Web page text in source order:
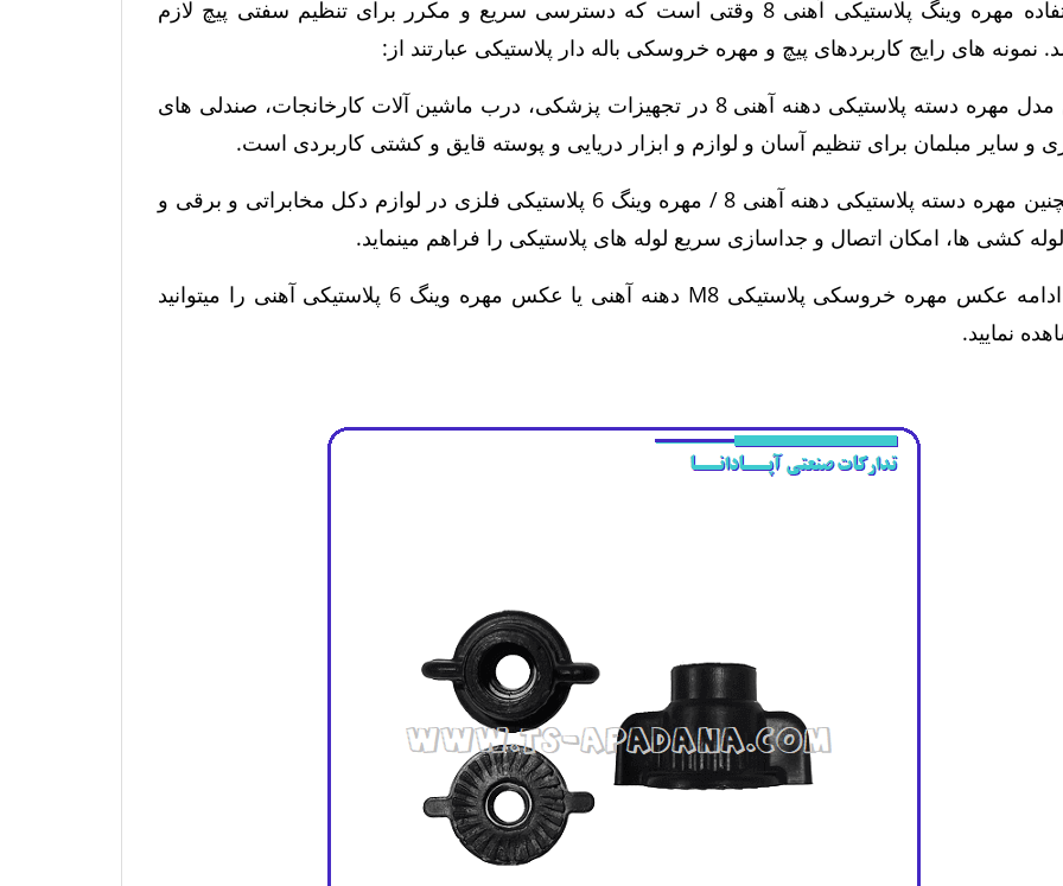
استفاده مهره وینگ پلاستیکی آهنی 8 وقتی است که دسترسی سریع و مکرر برای تنظیم سفتی پیچ لازم
نمونه های رایج کاربردهای پیچ و مهره خروسکی باله دار پلاستیکی عبارتند از:
مهره دسته پلاستیکی دهنه آهنی 8 در تجهیزات پزشکی، درب ماشین آلات کارخانجات،
صندلی های
و سایر مبلمان برای تنظیم آسان و لوازم و ابزار دریایی و پوسته قایق و کشتی کاربردی است.
مهره دسته پلاستیکی دهنه آهنی 8 / مهره وینگ 6 پلاستیکی فلزی در
لوازم دکل مخابراتی و برقی و
کشی ها، امکان اتصال و جداسازی سریع لوله های پلاستیکی را فراهم مینماید.
در ادامه عکس مهره خروسکی پلاستیکی M8 دهنه آهنی یا عکس مهره وینگ 6 پلاستیکی آهنی را میتوانید
نمایید.